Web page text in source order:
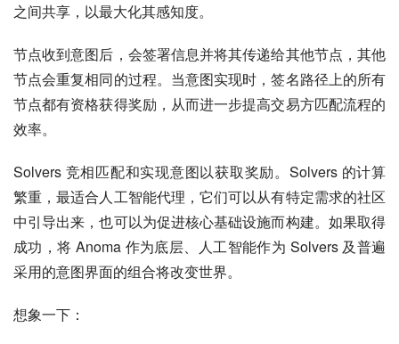
之间共享，以最大化其感知度。
节点收到意图后，会签署信息并将其传递给其他节点，其他
节点会重复相同的过程。当意图实现时，签名路径上的所有
节点都有资格获得奖励，从而进一步提高交易方匹配流程的
效率。
Solvers 竞相匹配和实现意图以获取奖励。Solvers 的计算
繁重，最适合人工智能代理，它们可以从有特定需求的社区
中引导出来，也可以为促进核心基础设施而构建。如果取得
成功，将 Anoma 作为底层、人工智能作为 Solvers 及普遍
采用的意图界面的组合将改变世界。
想象一下：